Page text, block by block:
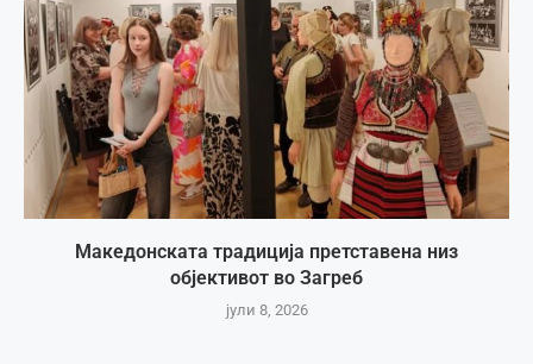
Македонската традиција претставена низ
објективот во Загреб
јули 8, 2026